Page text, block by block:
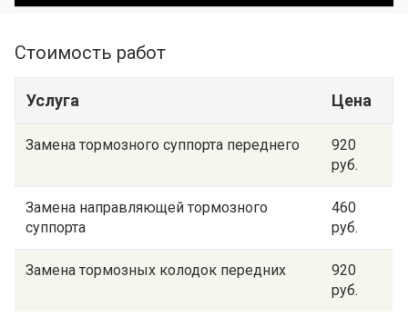
Стоимость работ
Услуга Цена
Замена тормозного суппорта переднего
920
руб.
Замена направляющей тормозного
суппорта
460
руб.
Замена тормозных колодок передних
920
руб.